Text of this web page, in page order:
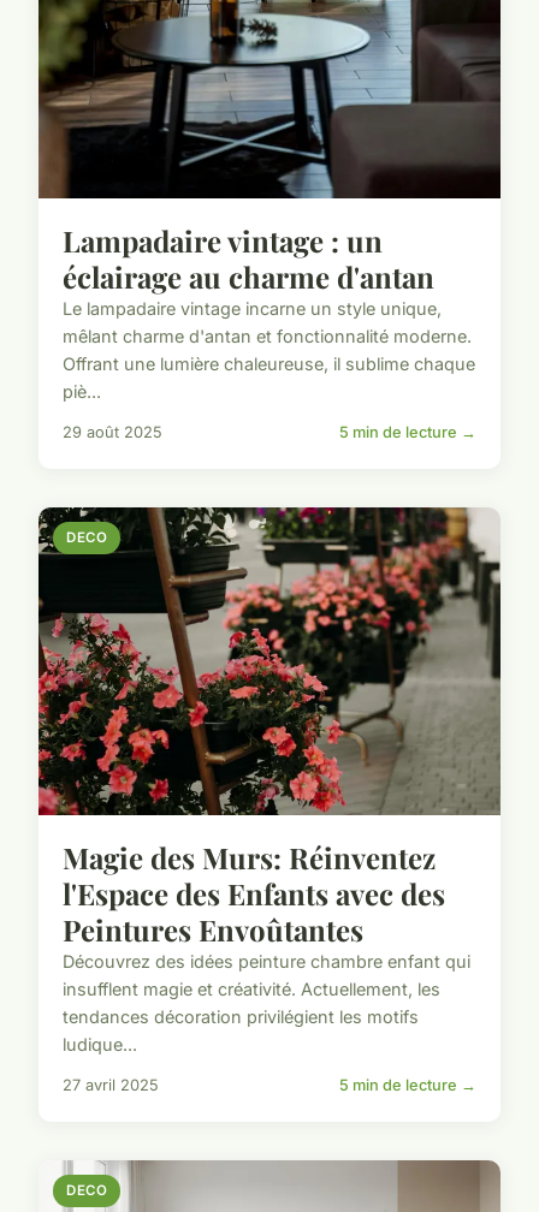
Lampadaire vintage : un
éclairage au charme d'antan
Le lampadaire vintage incarne un style unique,
mêlant charme d'antan et fonctionnalité moderne.
Offrant une lumière chaleureuse, il sublime chaque
piè...
29 août 2025 5 min de lecture →
DECO
Magie des Murs: Réinventez
l'Espace des Enfants avec des
Peintures Envoûtantes
Découvrez des idées peinture chambre enfant qui
insufflent magie et créativité. Actuellement, les
tendances décoration privilégient les motifs
ludique...
27 avril 2025 5 min de lecture →
DECO